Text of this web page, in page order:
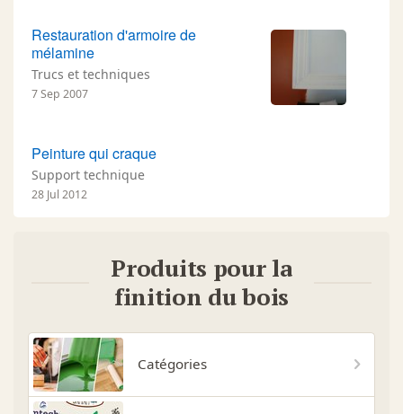
Restauration d'armoire de
mélamine
Trucs et techniques
7 Sep 2007
Peinture qui craque
Support technique
28 Jul 2012
Produits pour la
finition du bois
Catégories